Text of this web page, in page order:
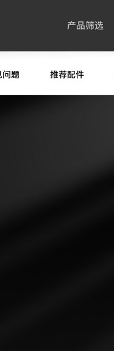
产品筛选
问题 推荐配件